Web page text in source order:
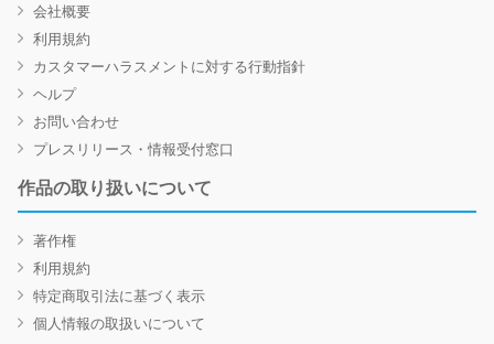
会社概要
利用規約
カスタマーハラスメントに対する行動指針
ヘルプ
お問い合わせ
プレスリリース・情報受付窓口
作品の取り扱いについて
著作権
利用規約
特定商取引法に基づく表示
個人情報の取扱いについて